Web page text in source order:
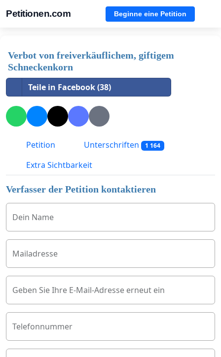
Petitionen.com Beginne eine Petition
Verbot von freiverkäuflichem, giftigem
Schneckenkorn
Teile in Facebook (38)
Petition Unterschriften 1 164
Extra Sichtbarkeit
Verfasser der Petition kontaktieren
Dein Name
Mailadresse
Geben Sie Ihre E-Mail-Adresse erneut ein
Telefonnummer